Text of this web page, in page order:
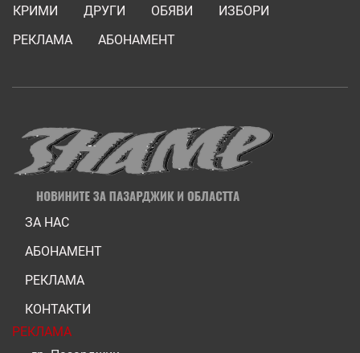
КРИМИ
ДРУГИ ОБЯВИ
ИЗБОРИ
РЕКЛАМА
АБОНАМЕНТ
ЗА НАС
АБОНАМЕНТ
РЕКЛАМА
КОНТАКТИ
РЕКЛАМА